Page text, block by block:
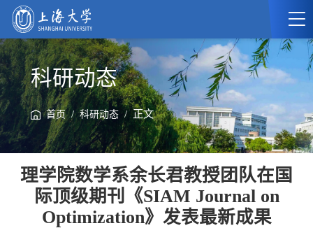
科研动态
首页/科研动态/ 正文
理学院数学系余长君教授团队在国
际顶级期刊《SIAM Journal on
Optimization》发表最新成果